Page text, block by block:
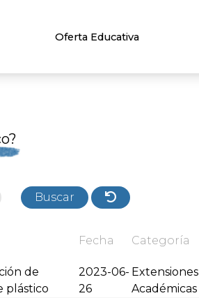
Oferta Educativa
Buscar
Fecha Categoría
de
plástico
2023-06-
26
Extensiones
Académicas